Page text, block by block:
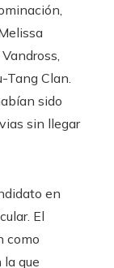
Clan.
sido
sin llegar
en
El
como
la que